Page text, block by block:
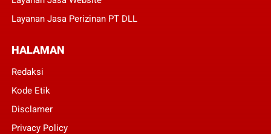
Layanan Jasa Perizinan PT DLL
HALAMAN
Redaksi
Kode Etik
Disclamer
Privacy Policy